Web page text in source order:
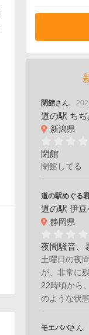
閉館さん
道の駅 ち
新潟県
閉館
閉館してる
道の駅めぐる
道の駅 伊
静岡県
夜間騒音、
土曜日の夜
が、非常に
22時頃から
のような状
モエパパさん